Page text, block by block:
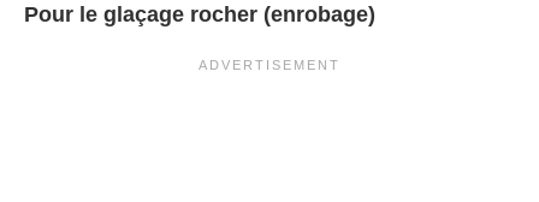
Pour le glaçage rocher (enrobage)